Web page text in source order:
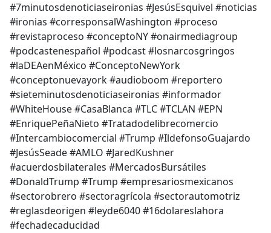
b
o
o
k
#7minutosdenoticiaseironias #JesúsEsquivel #noticias
#ironias #corresponsalWashington #proceso
#revistaproceso #conceptoNY #onairmediagroup
#podcastenespañol #podcast #losnarcosgringos
#laDEAenMéxico #ConceptoNewYork
#conceptonuevayork #audioboom #reportero
#sieteminutosdenoticiaseironias #informador
#WhiteHouse #CasaBlanca #TLC #TCLAN #EPN
#EnriquePeñaNieto #Tratadodelibrecomercio
#Intercambiocomercial #Trump #IldefonsoGuajardo
#JesúsSeade #AMLO #JaredKushner
#acuerdosbilaterales #MercadosBursátiles
#DonaldTrump #Trump #empresariosmexicanos
#sectorobrero #sectoragrícola #sectorautomotriz
#reglasdeorigen #leyde6040 #16dolareslahora
#fechadecaducidad